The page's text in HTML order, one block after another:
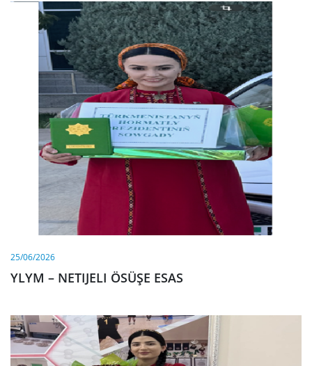
25/06/2026
YLYM – NETIJELI ÖSÜŞE ESAS